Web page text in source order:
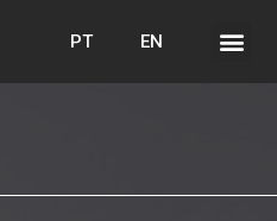
PT EN